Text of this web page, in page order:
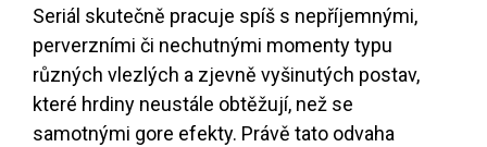
Seriál skutečně pracuje spíš s nepříjemnými,
perverzními či nechutnými momenty typu
různých vlezlých a zjevně vyšinutých postav,
které hrdiny neustále obtěžují, než se
samotnými gore efekty. Právě tato odvaha